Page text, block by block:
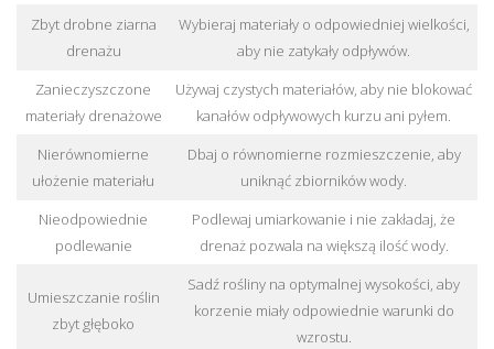
Zbyt drobne ziarna
drenażu
Wybieraj materiały o odpowiedniej wielkości,
aby nie zatykały odpływów.
Zanieczyszczone
materiały drenażowe
Używaj czystych materiałów, aby nie blokować
kanałów odpływowych kurzu ani pyłem.
Nierównomierne
ułożenie materiału
Dbaj o równomierne rozmieszczenie, aby
uniknąć zbiorników wody.
Nieodpowiednie
podlewanie
Podlewaj umiarkowanie i nie zakładaj, że
drenaż pozwala na większą ilość wody.
Umieszczanie roślin
zbyt głęboko
Sadź rośliny na optymalnej wysokości, aby
korzenie miały odpowiednie warunki do
wzrostu.